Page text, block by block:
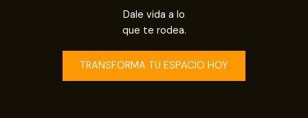
Dale vida a lo
que te rodea.
TRANSFORMA TU ESPACIO HOY